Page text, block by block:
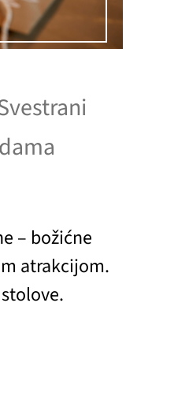
– božićne
atrakcijom.